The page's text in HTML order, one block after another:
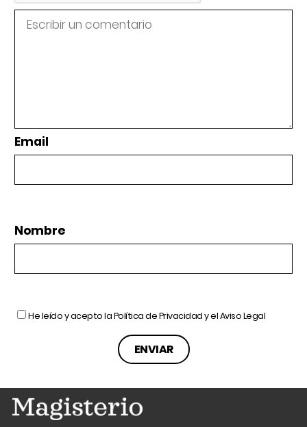
Email
Nombre
He leído y acepto laPolítica de Privacidady elAviso Legal